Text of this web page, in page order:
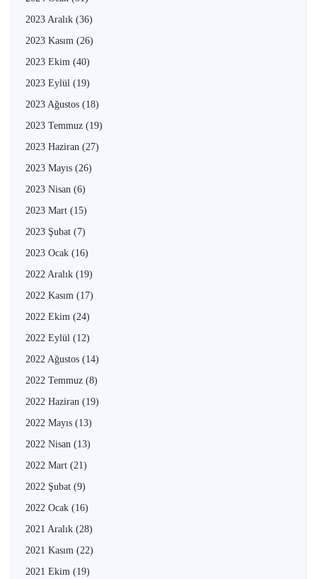
2023 Aralık (36)
2023 Kasım (26)
2023 Ekim (40)
2023 Eylül (19)
2023 Ağustos (18)
2023 Temmuz (19)
2023 Haziran (27)
2023 Mayıs (26)
2023 Nisan (6)
2023 Mart (15)
2023 Şubat (7)
2023 Ocak (16)
2022 Aralık (19)
2022 Kasım (17)
2022 Ekim (24)
2022 Eylül (12)
2022 Ağustos (14)
2022 Temmuz (8)
2022 Haziran (19)
2022 Mayıs (13)
2022 Nisan (13)
2022 Mart (21)
2022 Şubat (9)
2022 Ocak (16)
2021 Aralık (28)
2021 Kasım (22)
2021 Ekim (19)